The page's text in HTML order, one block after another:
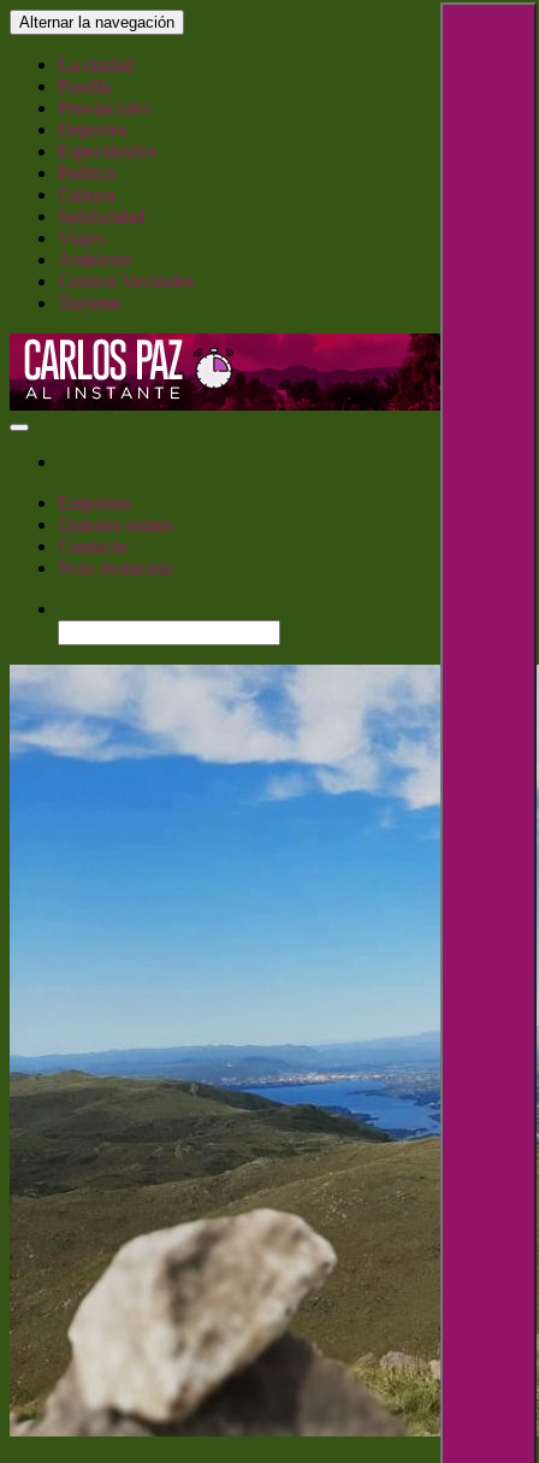
Saltar
al
contenido
Alternar la navegación
La ciudad
Punilla
Provinciales
Deportes
Espectáculos
Política
Cultura
Solidaridad
Viajes
Ambiente
Centros Vecinales
Turismo
Empresas
Quienes somos
Contacto
Nota destacada